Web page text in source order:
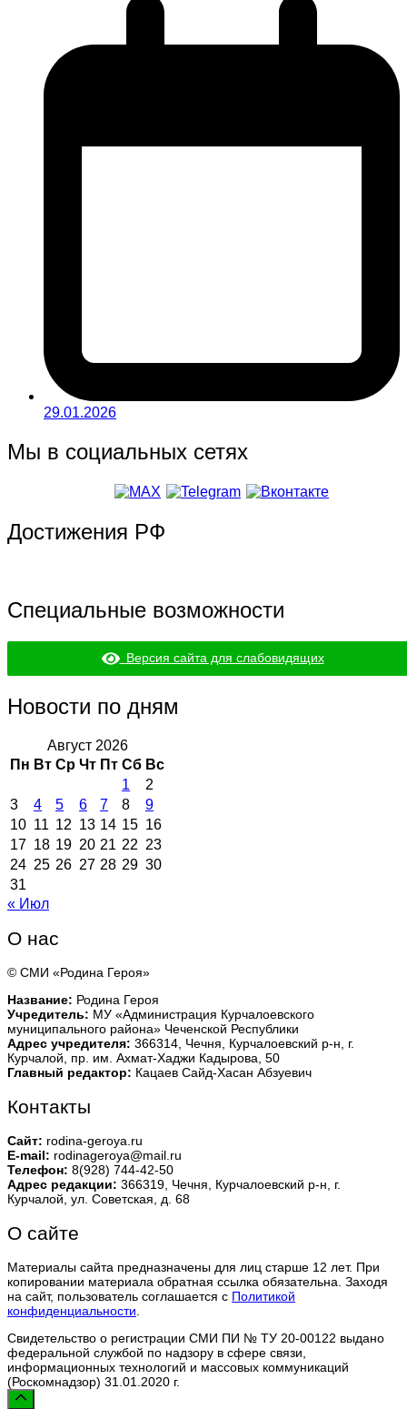
29.01.2026
Мы в социальных сетях
Достижения РФ
Специальные возможности
Версия сайта для слабовидящих
Новости по дням
Август 2026
Пн Вт Ср Чт Пт Сб Вс
1
2
3
4 5 6 7 8
9
10 11 12 13 14 15 16
17 18 19 20 21 22 23
24 25 26 27 28 29 30
31
« Июл
О нас
© СМИ «Родина Героя»
Название: Родина Героя
Учредитель: МУ «Администрация Курчалоевского
муниципального района» Чеченской Республики
Адрес учредителя: 366314, Чечня, Курчалоевский р-н, г.
Курчалой, пр. им. Ахмат-Хаджи Кадырова, 50
Главный редактор: Кацаев Сайд-Хасан Абзуевич
Контакты
Сайт: rodina-geroya.ru
E-mail: rodinageroya@mail.ru
Телефон: 8(928) 744-42-50
Адрес редакции: 366319, Чечня, Курчалоевский р-н, г.
Курчалой, ул. Советская, д. 68
О сайте
Материалы сайта предназначены для лиц старше 12 лет. При
копировании материала обратная ссылка обязательна. Заходя
на сайт, пользователь соглашается с Политикой
конфиденциальности